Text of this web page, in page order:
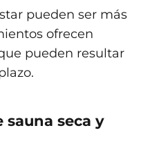
pueden ser más
ofrecen
pueden resultar
sauna seca y